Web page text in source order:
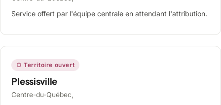
Service offert par l'équipe centrale en attendant l'attribution.
○ Territoire ouvert
Plessisville
Centre-du-Québec,